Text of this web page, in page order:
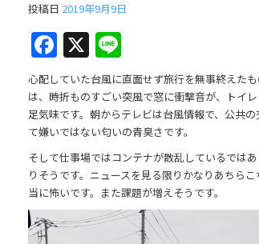
投稿日 2019年9月9日
F
a
c
e
b
o
o
k
X
n
e
心配していた台風に直面せず旅行を無事終えた
は、時折ものすごい突風で窓に衝撃音が、トイ
足気味です。朝からテレビは台風情報で、公共
て嫌いではない匂いの青臭さです。
そして仕事場ではコンテナが散乱しているでは
りそうです。ニュースを見る限りかなりあちら
当に怖いです。また課題が増えそうです。